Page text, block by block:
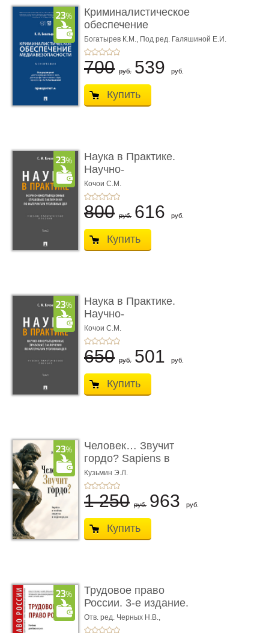
Криминалистическое
обеспечение
медиабезопас� ...
Богатырев К.М., Под ред. Галяшиной Е.И.
700 руб. 539 руб.
Купить
Наука в Практике.
Научно-
консультационные (пра
...
Кочои С.М.
800 руб. 616 руб.
Купить
Наука в Практике.
Научно-
консультационные (пра
...
Кочои С.М.
650 руб. 501 руб.
Купить
Человек… Звучит
гордо? Sapiens в
тенётах социума � ...
Кузьмин Э.Л.
1 250 руб. 963 руб.
Купить
Трудовое право
России. 3-е издание.
Учебник для ...
Отв. ред. Черных Н.В.,
Шестерякова И.В.